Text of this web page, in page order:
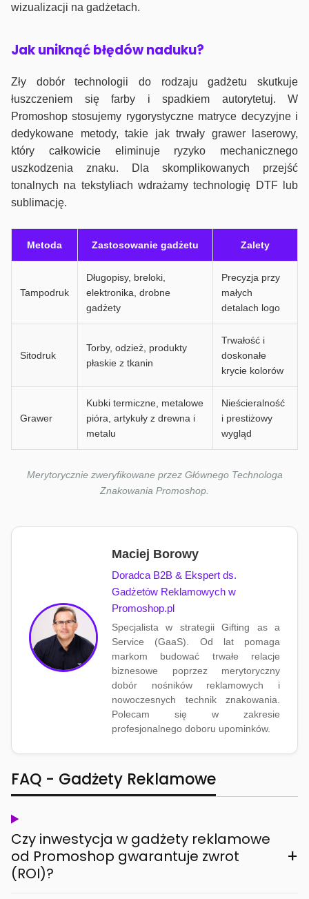
wizualizacji na gadżetach.
Jak uniknąć błędów naduku?
Zły dobór technologii do rodzaju gadżetu skutkuje
łuszczeniem się farby i spadkiem autorytetuj. W
Promoshop stosujemy rygorystyczne matryce decyzyjne i
dedykowane metody, takie jak trwały grawer laserowy,
który całkowicie eliminuje ryzyko mechanicznego
uszkodzenia znaku. Dla skomplikowanych przejść
tonalnych na tekstyliach wdrażamy technologię DTF lub
sublimację.
Metoda Zastosowanie gadżetu Zalety
Tampodruk
Długopisy, breloki,
elektronika, drobne
gadżety
Precyzja przy
małych
detalach logo
Sitodruk
Torby, odzież, produkty
płaskie z tkanin
Trwałość i
doskonałe
krycie kolorów
Grawer
Kubki termiczne, metalowe
pióra, artykuły z drewna i
metalu
Nieścieralność
i prestiżowy
wygląd
Merytorycznie zweryfikowane przez Głównego Technologa
Znakowania Promoshop.
Maciej Borowy
Doradca B2B & Ekspert ds.
Gadżetów Reklamowych w
Promoshop.pl
Specjalista w strategii Gifting as a
Service (GaaS). Od lat pomaga
markom budować trwałe relacje
biznesowe poprzez merytoryczny
dobór nośników reklamowych i
nowoczesnych technik znakowania.
Polecam się w zakresie
profesjonalnego doboru upominków.
FAQ - Gadżety Reklamowe
Czy inwestycja w gadżety reklamowe
od Promoshop gwarantuje zwrot
(ROI)?
+